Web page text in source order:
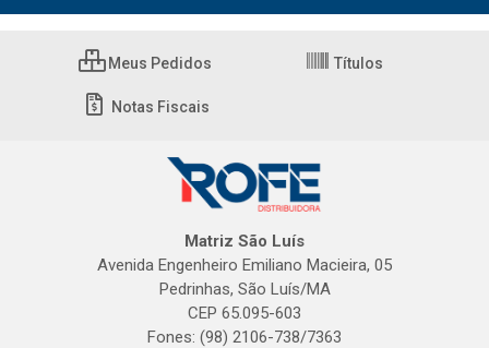
Meus Pedidos Títulos
Notas Fiscais
Matriz São Luís
Avenida Engenheiro Emiliano Macieira, 05
Pedrinhas, São Luís/MA
CEP 65.095-603
Fones: (98) 2106-738/7363